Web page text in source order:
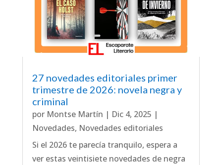
27 novedades editoriales primer
trimestre de 2026: novela negra y
criminal
por Montse Martín | Dic 4, 2025 |
Novedades, Novedades editoriales
Si el 2026 te parecía tranquilo, espera a
ver estas veintisiete novedades de negra